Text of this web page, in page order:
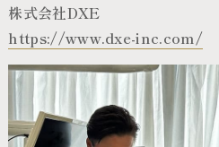
株式会社DXE
https://www.dxe-inc.com/